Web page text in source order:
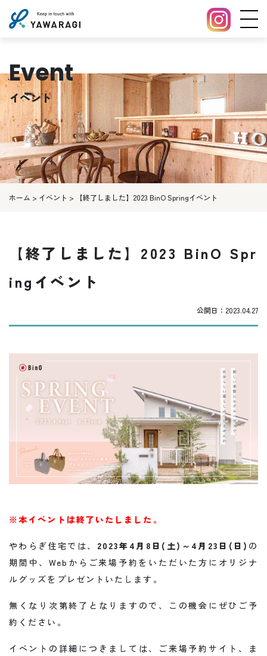
イベント
Event
ホーム > イベント > 【終了しました】2023 BinO Springイベント
【終了しました】2023 BinO Spr
ingイベント
公開日： 2023.04.27
※本イベントは終了いたしました。
やわらぎ住宅では、 2023年4月8日(土)～4月23日(日) の
期間中、Webからご来場予約をいただいた方にオリジナ
ルグッズをプレゼントいたします。
無くなり次第終了となりますので、この機会にぜひご予
約ください。
イベントの詳細につきましては、ご来場予約サイト、ま